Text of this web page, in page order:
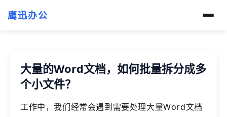
鹰迅办公
大量的Word文档，如何批量拆分成多
个小文件？
工作中，我们经常会遇到需要处理大量Word文档